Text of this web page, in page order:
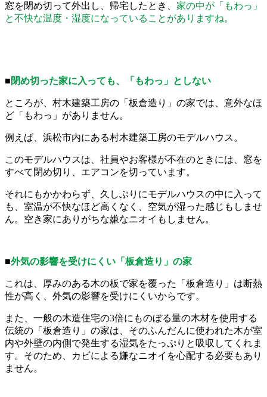
窓を閉め切って外出し、帰宅したとき、 家の中が「もわっ」
と不快な温度・湿度になっていることがありますね。
■閉め切った家に入っても、「もわっ」としない
ところが、村木建築工房の「板倉造り」の家では、意外なほ
ど「もわっ」がありません。
例えば、浜松市内にある村木建築工房のモデルハウス。
このモデルハウスは、社員やお客様が不在のときには、窓を
すべて閉め切り、エアコンを切っています。
それにもかかわらず、久しぶりにモデルハウスの中に入って
も、室温が不快なほど高くなく、空気が湿った感じもしませ
ん。空き家にありがちな嫌なニオイもしません。
■外気の影響を受けにくい「板倉造り」の家
これは、厚みのある木の板で家を覆った「板倉造り」は断熱
性が高く、外気の影響を受けにくいからです。
また、一般の木造住宅の3倍にものぼる量の木材を使用する
伝統の「板倉造り」の家は、そのふんだんに使われた木が室
内や外壁の内側で発生する湿気をたっぷりと吸収してくれま
す。そのため、カビによる嫌なニオイを心配する必要もあり
ません。